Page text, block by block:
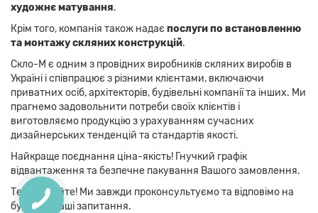
художнє матування.
Крім того, компанія також надає послуги по встановленню
та монтажу скляних конструкцій.
Скло-М є одним з провідних виробників скляних виробів в
Україні і співпрацює з різними клієнтами, включаючи
приватних осіб, архітекторів, будівельні компанії та інших. Ми
прагнемо задовольнити потреби своїх клієнтів і
виготовляємо продукцію з урахуванням сучасних
дизайнерських тенденцій та стандартів якості.
Найкраще поєднання ціна-якість! Гнучкий графік
відвантаження та безпечне пакування Вашого замовлення.
Телефонуйте! Ми завжди проконсультуємо та відповімо на
будь-які Ваші запитання.